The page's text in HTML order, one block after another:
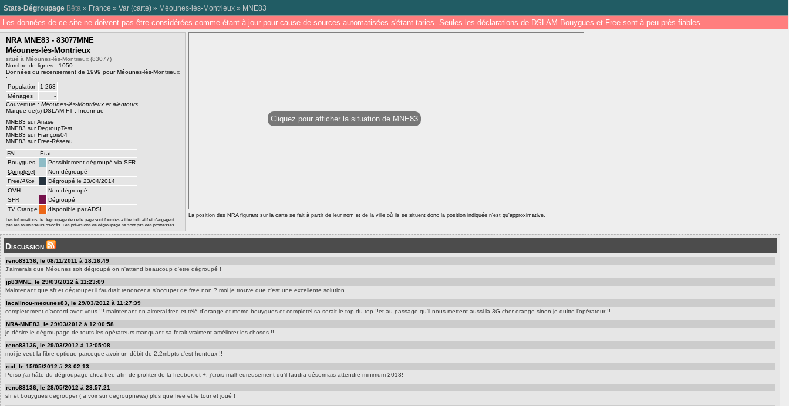
Stats-Dégroupage Bêta » France » Var (carte) » Méounes-lès-Montrieux » MNE83
Les données de ce site ne doivent pas être considérées comme étant à jour pour cause de sources automatisées s'étant taries. Seules les déclarations de DSLAM Bouygues et Free sont à peu près fiables.
NRA MNE83 - 83077MNE
Méounes-lès-Montrieux
situé à Méounes-lès-Montrieux (83077)
Nombre de lignes : 1050
Données du recensement de 1999 pour Méounes-lès-Montrieux
:
Population
1 263
Ménages
-
Couverture : Méounes-lès-Montrieux et alentours
Marque de(s) DSLAM FT : Inconnue
MNE83 sur Ariase
MNE83 sur DegroupTest
MNE83 sur François04
MNE83 sur Free-Réseau
FAI
État
Bouygues
Possiblement dégroupé via SFR
Completel
Non dégroupé
Free/Alice
Dégroupé le 23/04/2014
OVH
Non dégroupé
SFR
Dégroupé
TV Orange
disponible par ADSL
Les informations de dégroupage de cette page sont fournies à titre indicatif et n'engagent
pas les fournisseurs d'accès. Les prévisions de dégroupage ne sont pas des promesses.
Cliquez pour afficher la situation de MNE83
La position des NRA figurant sur la carte se fait à partir de leur nom et de la ville où ils se situent donc la position indiquée n'est qu'approximative.
Discussion
reno83136, le 08/11/2011 à 18:16:49
J'aimerais que Méounes soit dégroupé on n'attend beaucoup d'etre dégroupé !
jp83MNE, le 29/03/2012 à 11:23:09
Maintenant que sfr et dégrouper il faudrait renoncer a s'occuper de free non ? moi je trouve que c'est une excellente solution
lacalinou-meounes83, le 29/03/2012 à 11:27:39
completement d'accord avec vous !!! maintenant on aimerai free et télé d'orange et meme bouygues et completel sa serait le top du top !!et au passage qu'il nous mettent aussi la 3G cher orange sinon je quitte l'opérateur !!
NRA-MNE83, le 29/03/2012 à 12:00:58
je désire le dégroupage de touts les opérateurs manquant sa ferait vraiment améliorer les choses !!
reno83136, le 29/03/2012 à 12:05:08
moi je veut la fibre optique parceque avoir un débit de 2,2mbpts c'est honteux !!
rod, le 15/05/2012 à 23:02:13
Perso j'ai hâte du dégroupage chez free afin de profiter de la freebox et +. j'crois malheureusement qu'il faudra désormais attendre minimum 2013!
reno83136, le 28/05/2012 à 23:57:21
sfr et bouygues degrouper ( a voir sur degroupnews) plus que free et le tour et joué !